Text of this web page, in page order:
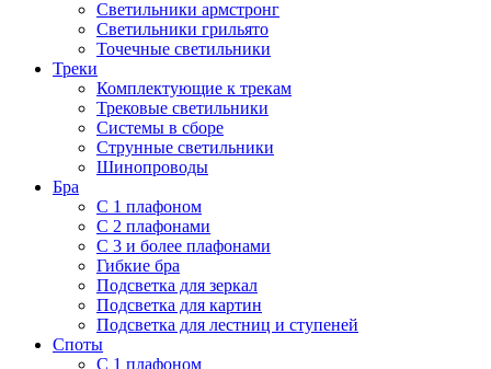
Светильники армстронг
Светильники грильято
Точечные светильники
Треки
Комплектующие к трекам
Трековые светильники
Системы в сборе
Струнные светильники
Шинопроводы
Бра
С 1 плафоном
С 2 плафонами
С 3 и более плафонами
Гибкие бра
Подсветка для зеркал
Подсветка для картин
Подсветка для лестниц и ступеней
Споты
С 1 плафоном